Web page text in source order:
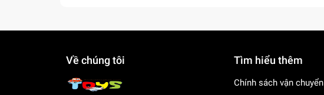
Về chúng tôi Tìm hiểu thêm
Chính sách vận chuyển